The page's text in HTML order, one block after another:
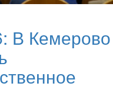
В Кемерово